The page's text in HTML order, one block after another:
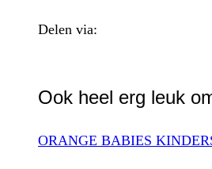
Delen via:
Ook heel erg leuk
ORANGE BABIES